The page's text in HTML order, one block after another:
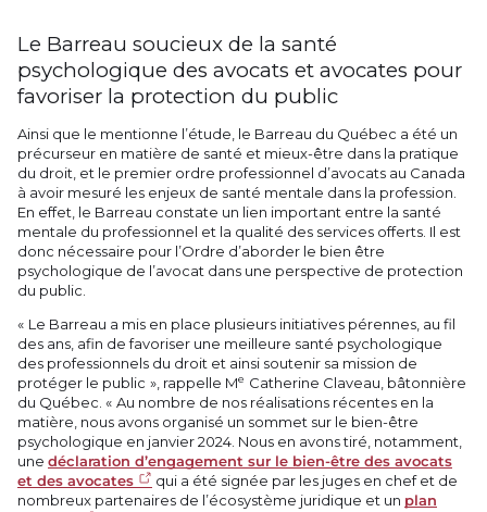
Le Barreau soucieux de la santé
psychologique des avocats et avocates pour
favoriser la protection du public
Ainsi que le mentionne l’étude, le Barreau du Québec a été un
précurseur en matière de santé et mieux-être dans la pratique
du droit, et le premier ordre professionnel d’avocats au Canada
à avoir mesuré les enjeux de santé mentale dans la profession.
En effet, le Barreau constate un lien important entre la santé
mentale du professionnel et la qualité des services offerts. Il est
donc nécessaire pour l’Ordre d’aborder le bien être
psychologique de l’avocat dans une perspective de protection
du public.
« Le Barreau a mis en place plusieurs initiatives pérennes, au fil
des ans, afin de favoriser une meilleure santé psychologique
des professionnels du droit et ainsi soutenir sa mission de
protéger le public », rappelle Me Catherine Claveau, bâtonnière
du Québec. « Au nombre de nos réalisations récentes en la
matière, nous avons organisé un sommet sur le bien-être
psychologique en janvier 2024. Nous en avons tiré, notamment,
unedéclaration d’engagement sur le bien-être des avocats
et des avocates
qui a été signée par les juges en chef et de
nombreux partenaires de l’écosystème juridique et un plan